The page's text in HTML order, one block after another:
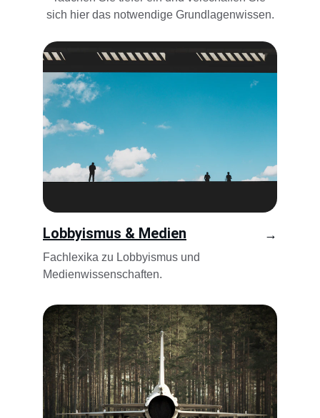
sich hier das notwendige Grundlagenwissen.
Lobbyismus & Medien
Fachlexika zu Lobbyismus und
Medienwissenschaften.
→